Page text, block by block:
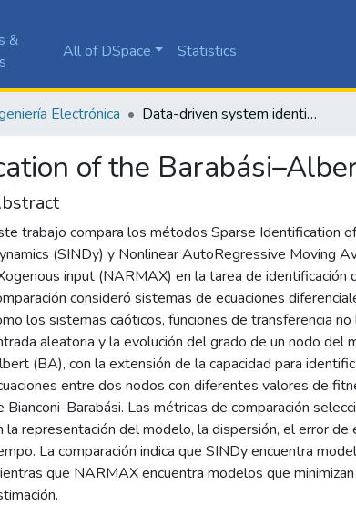
&
All of DSpace Statistics
Electrónica Data-driven system identification of the Barabási–Albert Model
of the
trabajo compara los métodos Sparse Identification
(SINDy) y Nonlinear AutoRegressive Moving
input (NARMAX) en la tarea de identificación
consideró sistemas de ecuaciones
los sistemas caóticos, funciones de transferencia no
aleatoria y la evolución del grado de un nodo del
(BA), con la extensión de la capacidad para
entre dos nodos con diferentes valores de
Bianconi-Barabási. Las métricas de comparación
la representación del modelo, la dispersión, el error de
La comparación indica que SINDy encuentra
que NARMAX encuentra modelos que